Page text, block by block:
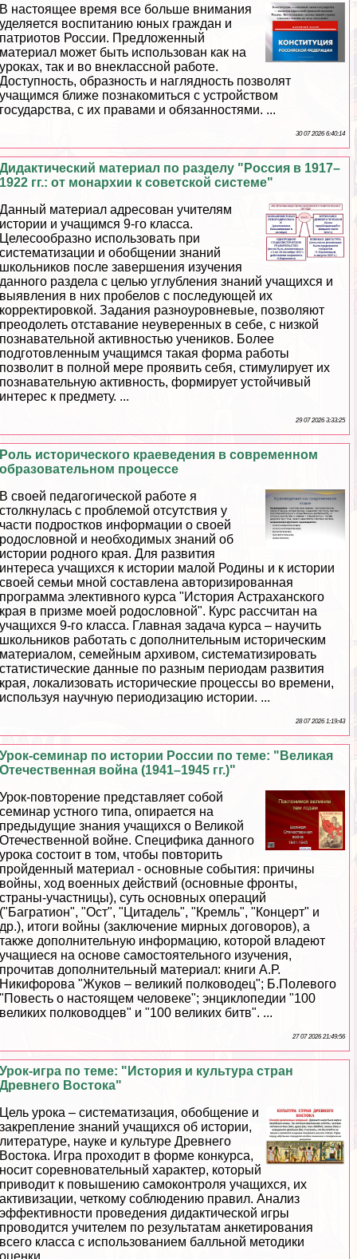
В настоящее время все больше внимания
уделяется воспитанию юных граждан и
патриотов России. Предложенный
материал может быть использован как на
уроках, так и во внеклассной работе.
Доступность, образность и наглядность позволят
учащимся ближе познакомиться с устройством
государства, с их правами и обязанностями. ...
30 07 2026 6:40:14
Дидактический материал по разделу "Россия в 1917–
1922 гг.: от монархии к советской системе"
Данный материал адресован учителям
истории и учащимся 9-го класса.
Целесообразно использовать при
систематизации и обобщении знаний
школьников после завершения изучения
данного раздела с целью углубления знаний учащихся и
выявления в них пробелов с последующей их
корректировкой. Задания разноуровневые, позволяют
преодолеть отставание неуверенных в себе, с низкой
познавательной активностью учеников. Более
подготовленным учащимся такая форма работы
позволит в полной мере проявить себя, стимулирует их
познавательную активность, формирует устойчивый
интерес к предмету. ...
29 07 2026 3:33:25
Роль исторического краеведения в современном
образовательном процессе
В своей педагогической работе я
столкнулась с проблемой отсутствия у
части подростков информации о своей
родословной и необходимых знаний об
истории родного края. Для развития
интереса учащихся к истории малой Родины и к истории
своей семьи мной составлена авторизированная
программа элективного курса "История Астpaxaнского
края в призме моей родословной". Курс рассчитан на
учащихся 9-го класса. Главная задача курса – научить
школьников работать с дополнительным историческим
материалом, семейным архивом, систематизировать
статистические данные по разным периодам развития
края, локализовать исторические процессы во времени,
используя научную периодизацию истории. ...
28 07 2026 1:19:43
Урок-семинар по истории России по теме: "Великая
Отечественная война (1941–1945 гг.)"
Урок-повторение представляет собой
семинар устного типа, опирается на
предыдущие знания учащихся о Великой
Отечественной войне. Специфика данного
урока состоит в том, чтобы повторить
пройденный материал - основные события: причины
войны, ход военных действий (основные фронты,
страны-участницы), суть основных операций
("Багратион", "Ост", "Цитадель", "Кремль", "Концерт" и
др.), итоги войны (заключение мирных договоров), а
также дополнительную информацию, которой владеют
учащиеся на основе самостоятельного изучения,
прочитав дополнительный материал: книги А.Р.
Никифорова "Жуков – великий полководец"; Б.Полевого
"Повесть о настоящем человеке"; энциклопедии "100
великих полководцев" и "100 великих битв". ...
27 07 2026 21:49:56
Урок-игра по теме: "История и культура стран
Древнего Востока"
Цель урока – систематизация, обобщение и
закрепление знаний учащихся об истории,
литературе, науке и культуре Древнего
Востока. Игра проходит в форме конкурса,
носит соревновательный хаpaктер, который
приводит к повышению самоконтроля учащихся, их
активизации, четкому соблюдению правил. Анализ
эффективности проведения дидактической игры
проводится учителем по результатам анкетирования
всего класса с использованием балльной методики